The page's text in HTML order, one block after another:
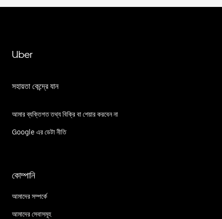
Uber
সহায়তা কেন্দ্রে যান
আমার ব্যক্তিগত তথ্য বিক্রি বা শেয়ার করবেন না
Google এর ডেটা নীতি
কোম্পানি
আমাদের সম্পর্কে
আমাদের সেবাসমূহ